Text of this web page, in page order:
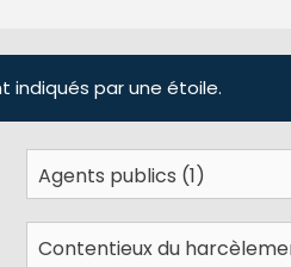
indiqués par une étoile.